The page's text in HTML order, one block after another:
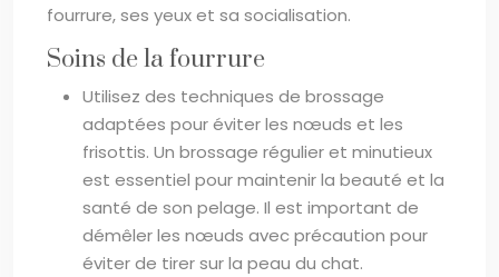
fourrure, ses yeux et sa socialisation.
Soins de la fourrure
Utilisez des techniques de brossage
adaptées pour éviter les nœuds et les
frisottis. Un brossage régulier et minutieux
est essentiel pour maintenir la beauté et la
santé de son pelage. Il est important de
démêler les nœuds avec précaution pour
éviter de tirer sur la peau du chat.